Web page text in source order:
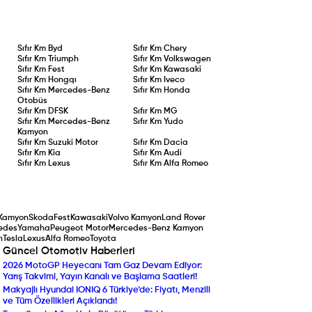
Sıfır Km Byd Sıfır Km Chery
Sıfır Km Triumph Sıfır Km Volkswagen
Sıfır Km Fest Sıfır Km Kawasaki
Sıfır Km Hongqı Sıfır Km Iveco
Sıfır Km Mercedes-Benz
Otobüs
Sıfır Km Honda
Sıfır Km DFSK Sıfır Km MG
Sıfır Km Mercedes-Benz
Kamyon
Sıfır Km Yudo
Sıfır Km Suzuki Motor Sıfır Km Dacia
Sıfır Km Kia Sıfır Km Audi
Sıfır Km Lexus Sıfır Km Alfa Romeo
Skoda FestKawasakiVolvo KamyonLand Rover
Yamaha Peugeot MotorMercedes-Benz Kamyon
Tesla LexusAlfa Romeo Toyota
Güncel Otomotiv Haberleri
2026 MotoGP Heyecanı Tam Gaz Devam Ediyor:
Yarış Takvimi, Yayın Kanalı ve Başlama Saatleri!
Makyajlı Hyundai IONIQ 6 Türkiye’de: Fiyatı, Menzili
ve Tüm Özellikleri Açıklandı!